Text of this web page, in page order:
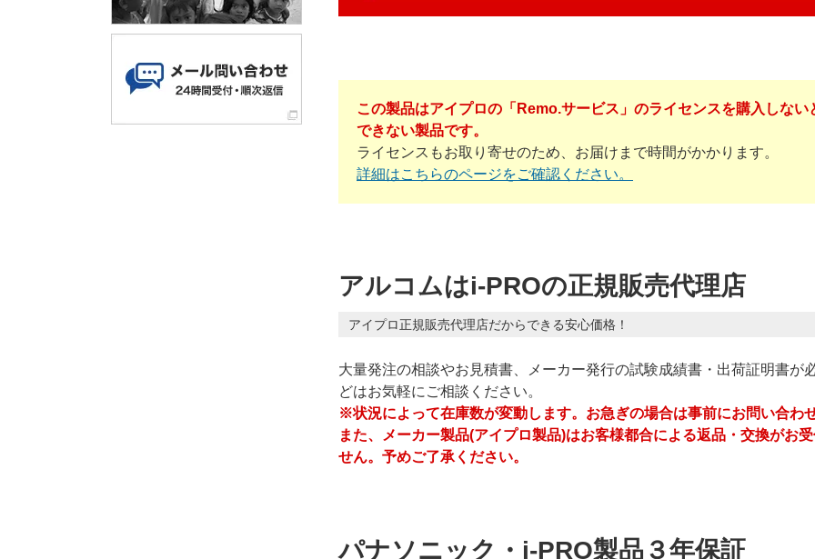
この製品はアイプロの「Remo.サービス」のライセンスを購入しない
できない製品です。
ライセンスもお取り寄せのため、お届けまで時間がかかります。
詳細はこちらのページをご確認ください。
アルコムはi-PROの正規販売代理店
アイプロ正規販売代理店だからできる安心価格！
大量発注の相談やお見積書、メーカー発行の試験成績書・出荷証明書が
どはお気軽にご相談ください。
※状況によって在庫数が変動します。お急ぎの場合は事前にお問い合わ
また、メーカー製品(アイプロ製品)はお客様都合による返品・交換がお
せん。予めご了承ください。
パナソニック・i-PRO製品３年保証